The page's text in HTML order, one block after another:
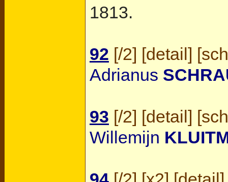
1813.
92 [/2] [detail] [
Adrianus
93 [/2] [detail] [
Willemijn